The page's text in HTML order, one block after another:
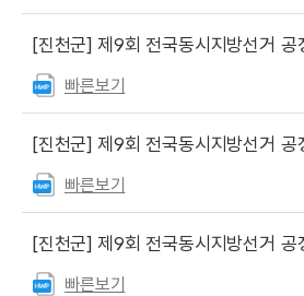
[진천군] 제9회 전국동시지방선거 공정선거지
빠른보기
[진천군] 제9회 전국동시지방선거 공정선거지원단
빠른보기
[진천군] 제9회 전국동시지방선거 공정
빠른보기